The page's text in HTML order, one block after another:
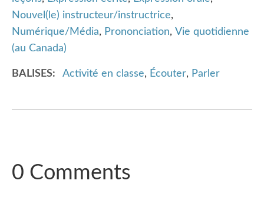
Nouvel(le) instructeur/instructrice,
Numérique/Média, Prononciation, Vie quotidienne
(au Canada)
BALISES Activité en classe, Écouter, Parler
0 Comments